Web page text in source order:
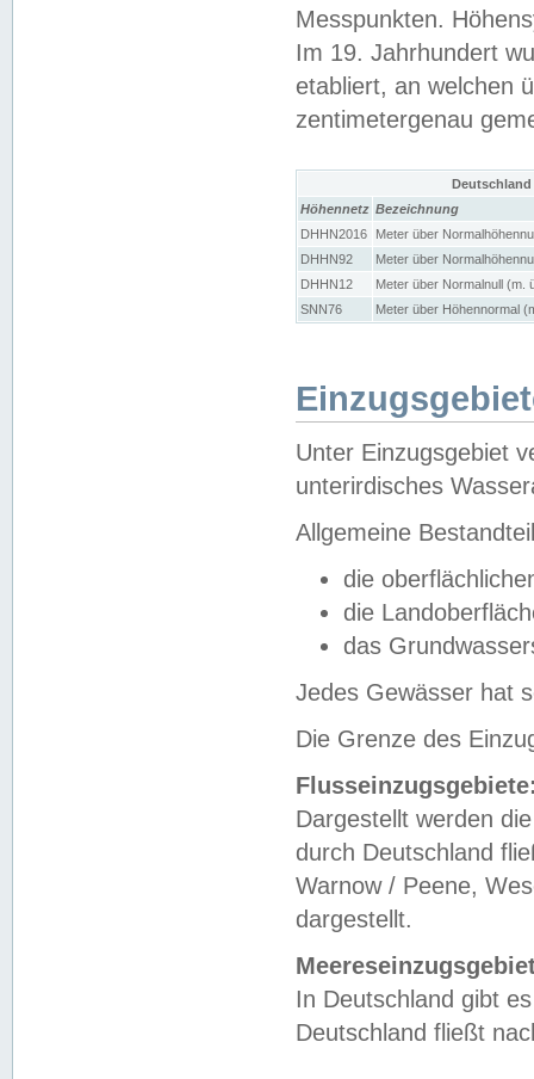
Messpunkten.
Im 19. Jahrhundert
etabliert, an welchen
zentimetergenau
Höhennetz Bezeichnung
DHHN2016
Meter über
DHHN92
Meter über
DHHN12
Meter über Normalnull (m.
SNN76
Meter über Höhennormal
Unter Einzugsgebiet
unterirdisches
Allgemeine
die
die
das
Jedes Gewässer hat
Die Grenze des
Dargestellt werden
durch Deutschland
Warnow / Peene,
dargestellt.
In Deutschland gibt
Deutschland fließt